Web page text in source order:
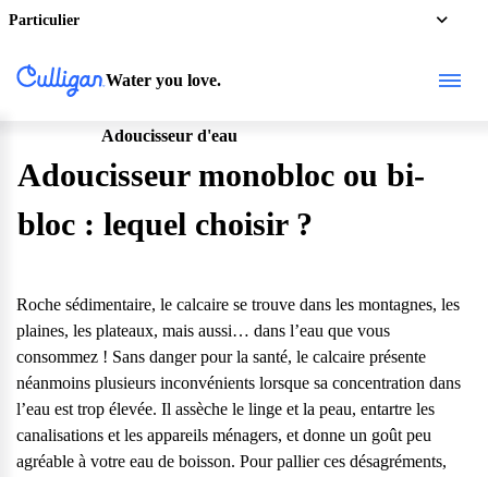
Particulier
Water you love.
Adoucisseur d'eau
Adoucisseur monobloc ou bi-
bloc : lequel choisir ?
Roche sédimentaire, le calcaire se trouve dans les montagnes, les
plaines, les plateaux, mais aussi… dans l’eau que vous
consommez ! Sans danger pour la santé, le calcaire présente
néanmoins plusieurs inconvénients lorsque sa concentration dans
l’eau est trop élevée. Il assèche le linge et la peau, entartre les
canalisations et les appareils ménagers, et donne un goût peu
agréable à votre eau de boisson. Pour pallier ces désagréments,